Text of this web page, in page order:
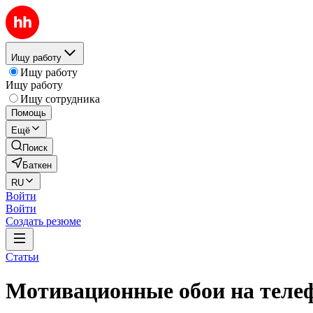
Ищу работу
Ищу работу
Ищу работу
Ищу сотрудника
Помощь
Ещё
Поиск
Баткен
RU
Войти
Войти
Создать резюме
Статьи
Мотивационные обои на